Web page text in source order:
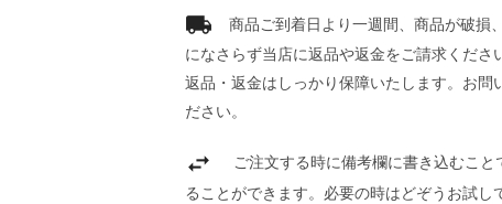
商品ご到着日より一週間、商品が破損
になさらず当店に返品や返金をご請求くださ
返品・返金はしっかり保障いたします。お問
ださい。
ご注文する時に備考欄に書き込むこ
ることができます。必要の時はどぞうお試し